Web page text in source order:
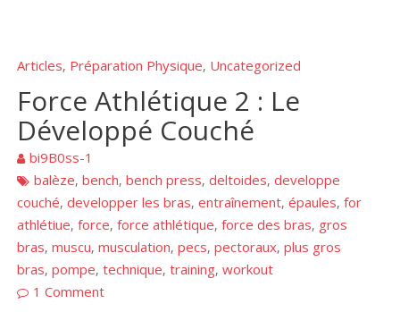
Articles, Préparation Physique, Uncategorized
Force Athlétique 2 : Le
Développé Couché
bi9B0ss-1
balèze,bench,bench press,deltoides,developpe
couché,developper les bras,entraînement,épaules,for
athlétiue,force,force athlétique,force des bras, gros
bras,muscu,musculation,pecs,pectoraux,plus gros
bras,pompe,technique,training,workout
1 Comment